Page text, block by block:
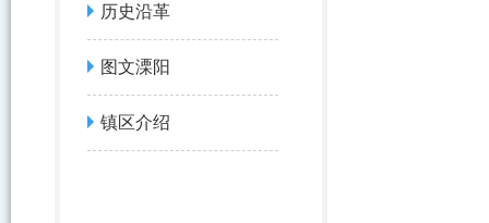
历史沿革
图文溧阳
镇区介绍